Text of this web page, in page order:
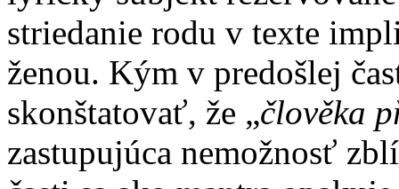
striedanie rodu v texte
ženou. Kým v predošlej
skonštatovať, že „člověka
zastupujúca nemožnosť